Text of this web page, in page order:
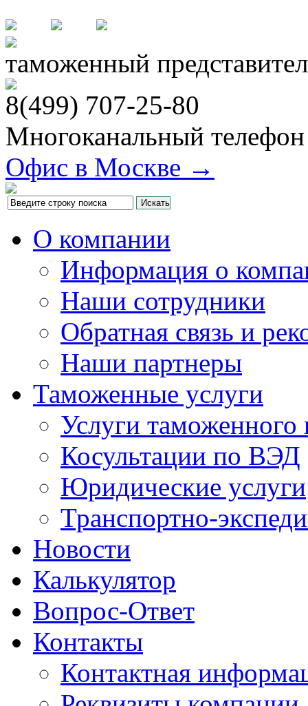
таможенный
8(499) 707-25-80
Многоканальный
Офис в Москве →
О компании
Информация о
Наши сотрудники
Обратная связь и
Наши партнеры
Таможенные услуги
Услуги таможенного
Косультации по ВЭД
Юридические услуги
Транспортно-
Новости
Калькулятор
Вопрос-Ответ
Контакты
Контактная